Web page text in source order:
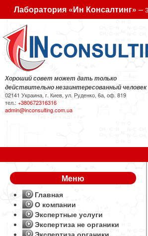
Лаборатория «Ин Консалтинг» –
Хороший совет может дать только
действительно незаинтересованный человек
02141 Украина, г. Киев, ул. Руденко, 6а, оф. 819
тел.:+380672316316
admin@inconsulting.com.ua
Меню
Главная
О компании
Экспертные услуги
Экспертиза не органики
Экспертиза органики